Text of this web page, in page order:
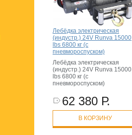
Лебёдка электрическая
(индустр.) 24V Runva 15000
lbs 6800 кг (c
пневмороспуском)
Лебёдка электрическая
(индустр.) 24V Runva 15000
lbs 6800 кг (c
пневмороспуском)
62 380 Р.
В КОРЗИНУ